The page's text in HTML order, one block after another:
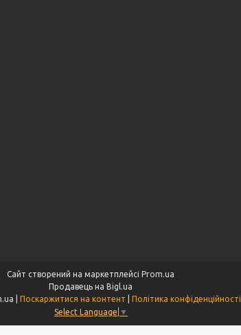
Сайт створений на маркетплейсі Prom.ua
Продавець на Bigl.ua
Поскаржитися на контент
Політика конфіденційності
Select Language ▼